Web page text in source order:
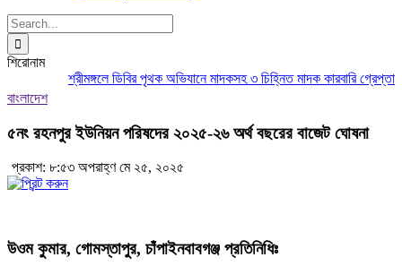
Search
for:
শিরোনাম
শ্রীমঙ্গলে ডিবির পৃথক অভিযানে মাদকসহ ৩ চিহ্নিত মাদক কারবারি গ্রেপ্তার
বাংলাদেশ
৫নং রহনপুর ইউনিয়ন পরিষদের ২০২৫-২৬ অর্থ বছরের বাজেট ঘোষনা
প্রকাশ: ৮:৫৩ অপরাহ্ণ মে ২৫, ২০২৫
উওম কুমার, গোমস্তাপুর, চাঁপাইনবাবগঞ্জ প্রতিনিধিঃ